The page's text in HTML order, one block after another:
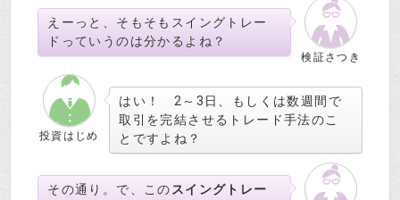
検証さつき
えーっと、そもそもスイングトレー
ドっていうのは分かるよね？
投資はじめ
はい！ 2～3日、もしくは数週間で
取引を完結させるトレード手法のこ
とですよね？
その通り。で、このスイングトレー